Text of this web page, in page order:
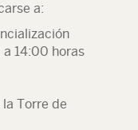
a:
14:00 horas
Torre de